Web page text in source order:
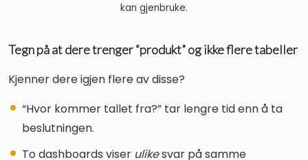
kan gjenbruke.
Tegn på at dere trenger “produkt” og ikke flere tabeller
Kjenner dere igjen flere av disse?
“Hvor kommer tallet fra?” tar lengre tid enn å ta
beslutningen.
To dashboards viser ulikesvar på samme